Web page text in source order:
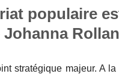
populaire
stratégique majeur. A